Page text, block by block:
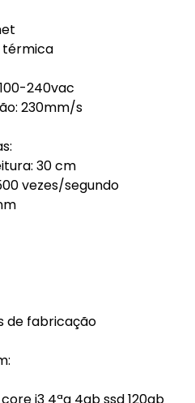
térmica
240vac
230mm/s
30 cm
vezes/segundo
de fabricação